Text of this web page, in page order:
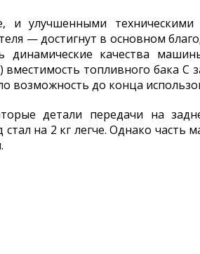
улучшенными
— достигнут в основном
качества
топливного бака С
до конца
детали передачи на
на 2 кг легче. Однако